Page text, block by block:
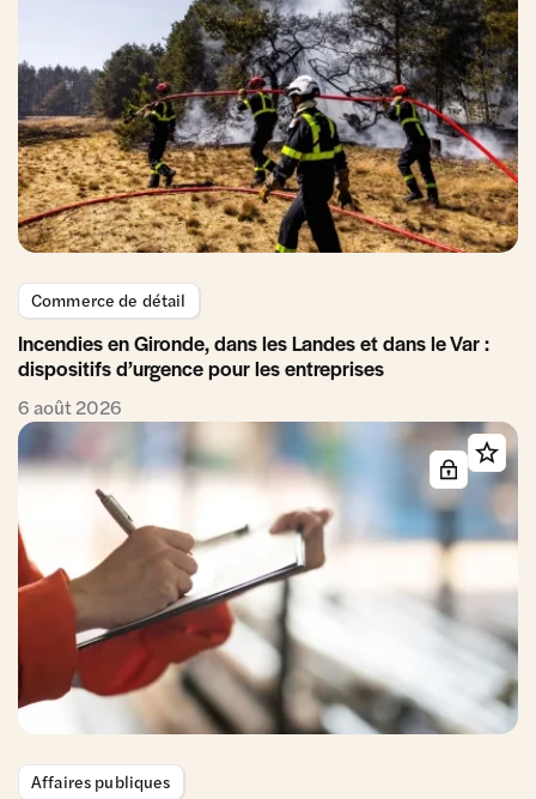
Commerce de détail
Incendies en Gironde, dans les Landes et dans le Var :
dispositifs d’urgence pour les entreprises
6 août 2026
Affaires publiques